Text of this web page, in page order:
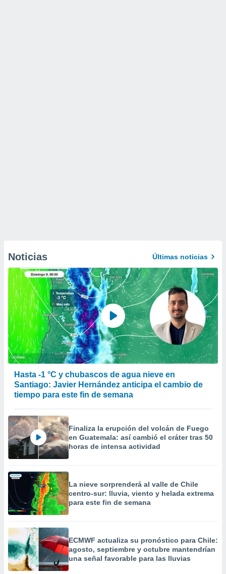
Noticias Últimas noticias
Hasta -1 °C y chubascos de agua nieve en
Santiago: Javier Hernández anticipa el cambio de
tiempo para este fin de semana
Finaliza la erupción del volcán de Fuego
en Guatemala: así cambió el cráter tras 50
horas de intensa actividad
La nieve sorprenderá al valle de Chile
centro-sur: lluvia, viento y helada extrema
para este fin de semana
ECMWF actualiza su pronóstico para Chile:
agosto, septiembre y octubre mantendrían
una señal favorable para las lluvias